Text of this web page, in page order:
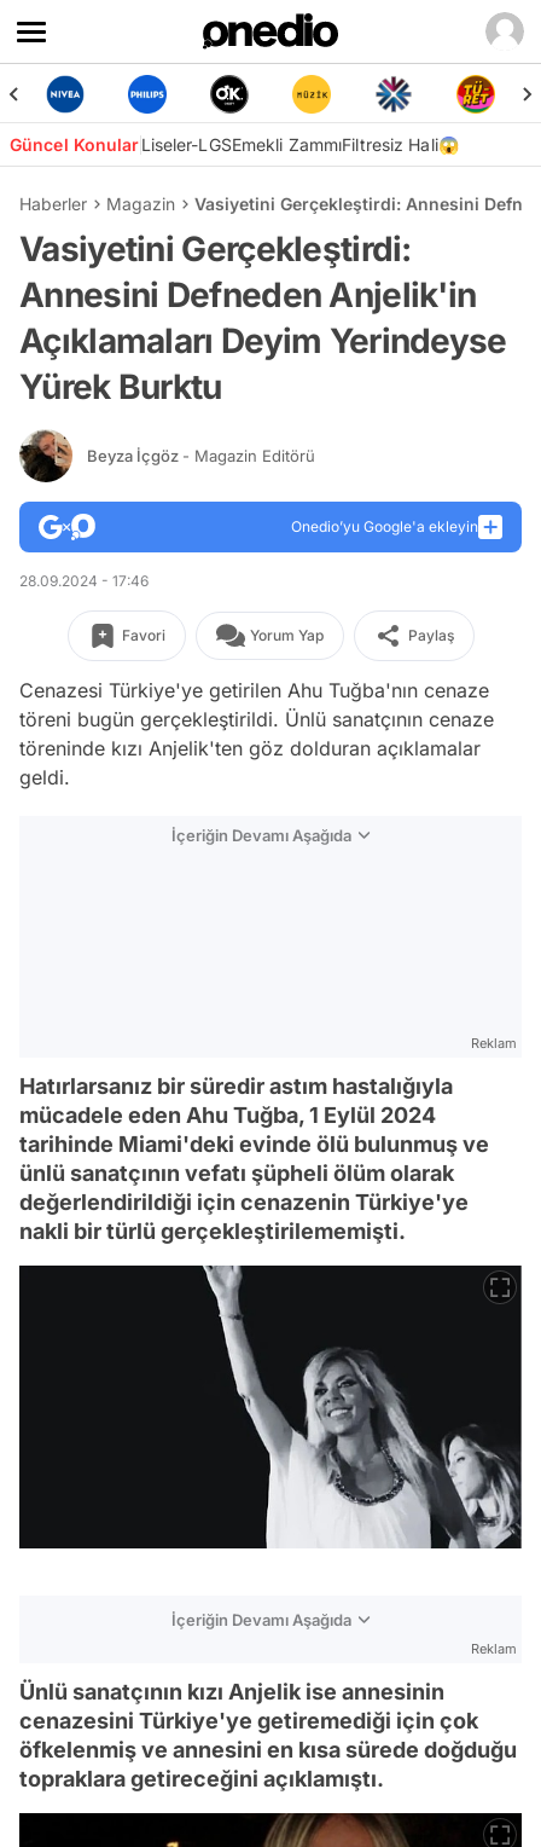
Güncel KonularLiseler-LGSEmekli ZammıFiltresiz Hali😱
Haberler Magazin Vasiyetini Gerçekleştirdi: Annesini
Vasiyetini Gerçekleştirdi:
Annesini Defneden Anjelik'in
Açıklamaları Deyim Yerindeyse
Yürek Burktu
Beyza İçgöz - Magazin Editörü
Onedio’yu Google'a ekleyin
28.09.2024 - 17:46
Favori Yorum Yap Paylaş
Cenazesi Türkiye'ye getirilen Ahu Tuğba'nın cenaze
töreni bugün gerçekleştirildi. Ünlü sanatçının cenaze
töreninde kızı Anjelik'ten göz dolduran açıklamalar
geldi.
İçeriğin Devamı Aşağıda
Reklam
Hatırlarsanız bir süredir astım hastalığıyla
mücadele eden Ahu Tuğba, 1 Eylül 2024
tarihinde Miami'deki evinde ölü bulunmuş ve
ünlü sanatçının vefatı şüpheli ölüm olarak
değerlendirildiği için cenazenin Türkiye'ye
nakli bir türlü gerçekleştirilememişti.
İçeriğin Devamı Aşağıda
Reklam
Ünlü sanatçının kızı Anjelik ise annesinin
cenazesini Türkiye'ye getiremediği için çok
öfkelenmiş ve annesini en kısa sürede doğduğu
topraklara getireceğini açıklamıştı.